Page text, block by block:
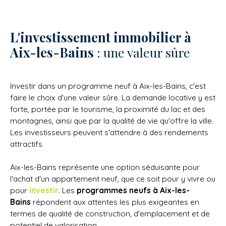
centre-ville à quelques mètres de la mairie, du
Casino et proche de toutes commodités, tout en
profitant de commerces en pied d’immeuble.
L'investissement immobilier à
Aix-les-Bains : une valeur sûre
Investir dans un programme neuf à Aix-les-Bains, c'est
faire le choix d'une valeur sûre. La demande locative y est
forte, portée par le tourisme, la proximité du lac et des
montagnes, ainsi que par la qualité de vie qu'offre la ville.
Les investisseurs peuvent s'attendre à des rendements
attractifs
Aix-les-Bains représente une option séduisante pour
l'achat d'un appartement neuf, que ce soit pour y vivre ou
pour investir. Les programmes neufs à Aix-les-
Bains répondent aux attentes les plus exigeantes en
termes de qualité de construction, d'emplacement et de